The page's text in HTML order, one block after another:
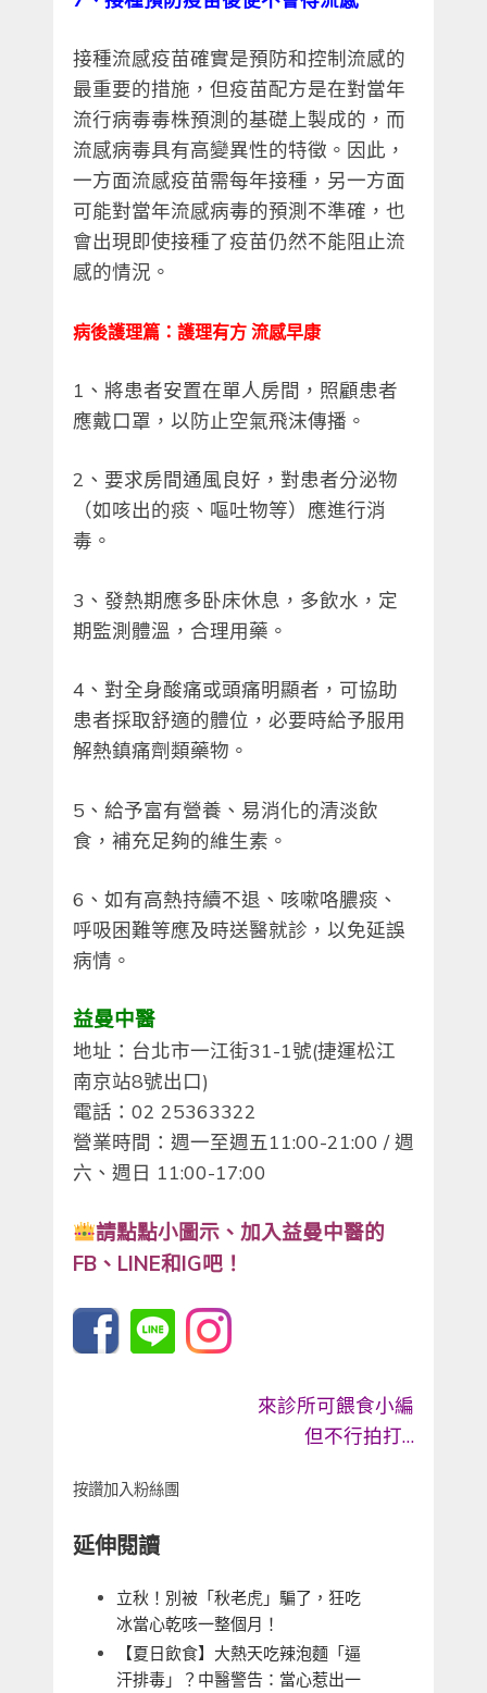
接種流感疫苗確實是預防和控制流感的
最重要的措施，但疫苗配方是在對當年
流行病毒毒株預測的基礎上製成的，而
流感病毒具有高變異性的特徵。因此，
一方面流感疫苗需每年接種，另一方面
可能對當年流感病毒的預測不準確，也
會出現即使接種了疫苗仍然不能阻止流
感的情況。
病後護理篇：護理有方 流感早康
1、將患者安置在單人房間，照顧患者
應戴口罩，以防止空氣飛沫傳播。
2、要求房間通風良好，對患者分泌物
（如咳出的痰、嘔吐物等）應進行消
毒。
3、發熱期應多卧床休息，多飲水，定
期監測體溫，合理用藥。
4、對全身酸痛或頭痛明顯者，可協助
患者採取舒適的體位，必要時給予服用
解熱鎮痛劑類藥物。
5、給予富有營養、易消化的清淡飲
食，補充足夠的維生素。
6、如有高熱持續不退、咳嗽咯膿痰、
呼吸困難等應及時送醫就診，以免延誤
病情。
益曼中醫
地址：台北市一江街31-1號(捷運松江
南京站8號出口)
電話：02 25363322
營業時間：週一至週五11:00-21:00 / 週
六、週日 11:00-17:00
請點點小圖示、 加入益曼中醫的
FB、LINE和IG吧！
來診所可餵食小編
但不行拍打…
按讚加入粉絲團
延伸閱讀
立秋！別被「秋老虎」騙了，狂吃
冰當心乾咳一整個月！
【夏日飲食】大熱天吃辣泡麵「逼
汗排毒」？中醫警告：當心惹出一